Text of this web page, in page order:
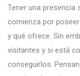
Tener una presencia
comienza por
y qué ofrece. Sin
visitantes y si está
conseguirlos.